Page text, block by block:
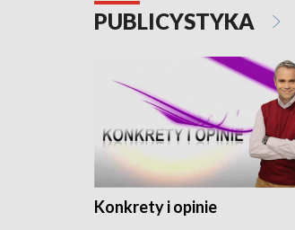
PUBLICYSTYKA
Konkrety i opinie